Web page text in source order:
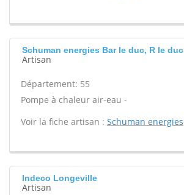
Schuman energies Bar le duc, R le duc
Artisan
Département: 55
Pompe à chaleur air-eau -
Voir la fiche artisan : Schuman energies
Indeco Longeville
Artisan